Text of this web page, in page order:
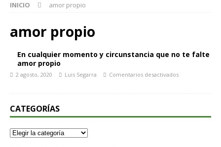
INICIO amor propio
amor propio
En cualquier momento y circunstancia que no te falte
amor propio
2 agosto, 2020 Luis Segarra Comentarios desactivados
CATEGORÍAS